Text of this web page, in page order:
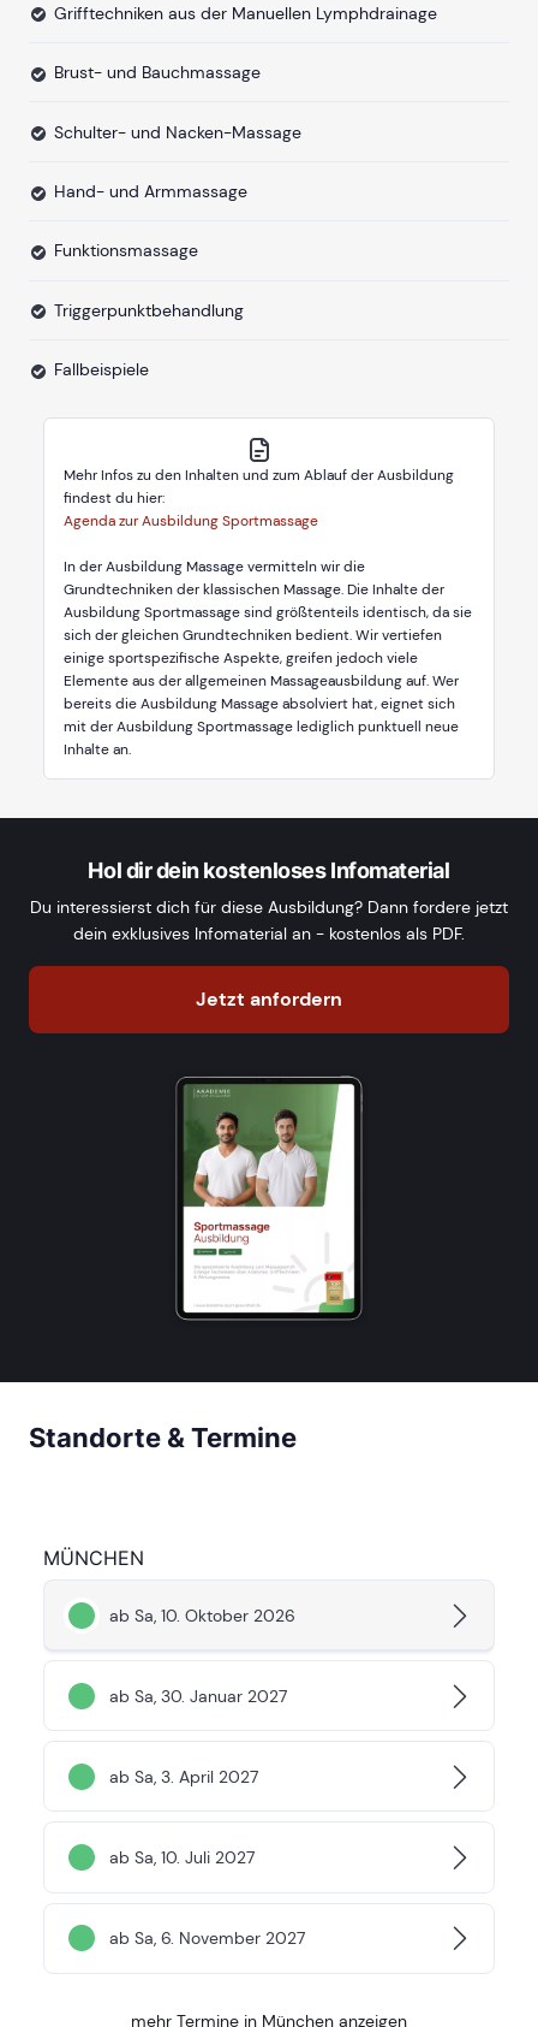
Grifftechniken aus der Manuellen Lymphdrainage
Brust- und Bauchmassage
Schulter- und Nacken-Massage
Hand- und Armmassage
Funktionsmassage
Triggerpunktbehandlung
Fallbeispiele
Mehr Infos zu den Inhalten und zum Ablauf der Ausbildung
findest du hier:
Agenda zur Ausbildung Sportmassage
In der Ausbildung Massage vermitteln wir die
Grundtechniken der klassischen Massage. Die Inhalte der
Ausbildung Sportmassage sind größtenteils identisch, da sie
sich der gleichen Grundtechniken bedient. Wir vertiefen
einige sportspezifische Aspekte, greifen jedoch viele
Elemente aus der allgemeinen Massageausbildung auf. Wer
bereits die Ausbildung Massage absolviert hat, eignet sich
mit der Ausbildung Sportmassage lediglich punktuell neue
Inhalte an.
Hol dir dein kostenloses Infomaterial
Du interessierst dich für diese Ausbildung? Dann fordere jetzt
dein exklusives Infomaterial an - kostenlos als PDF.
Jetzt anfordern
Standorte & Termine
MÜNCHEN
ab Sa, 10. Oktober 2026
ab Sa, 30. Januar 2027
ab Sa, 3. April 2027
ab Sa, 10. Juli 2027
ab Sa, 6. November 2027
mehr Termine in München anzeigen